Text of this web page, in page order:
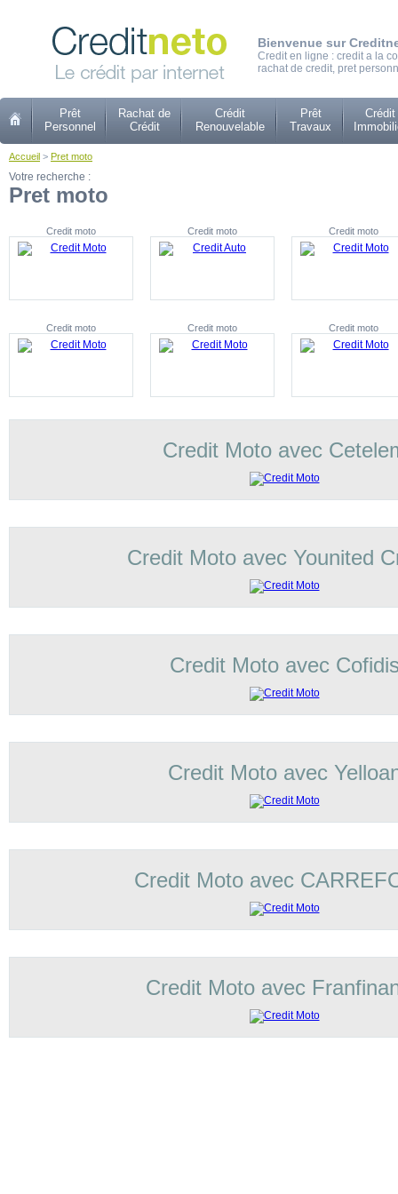
Bienvenue sur
Credit en ligne : credit a la
rachat de credit, pret
Prêt
Personnel
Rachat de
Crédit
Crédit
Renouvelable
Prêt
Travaux
Crédit
Accueil > Pret moto
Votre recherche :
Pret moto
Credit moto Credit moto Credit moto
Credit moto Credit moto Credit moto
Credit Moto avec
Credit Moto avec Younited
Credit Moto avec
Credit Moto avec
Credit Moto avec
Credit Moto avec